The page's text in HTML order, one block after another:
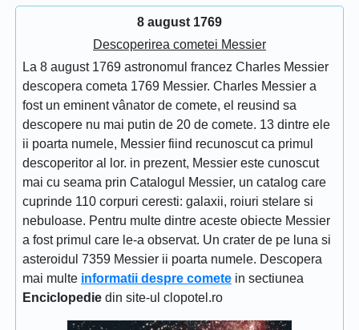
8 august 1769
Descoperirea cometei Messier
La 8 august 1769 astronomul francez Charles Messier
descopera cometa 1769 Messier. Charles Messier a
fost un eminent vânator de comete, el reusind sa
descopere nu mai putin de 20 de comete. 13 dintre ele
ii poarta numele, Messier fiind recunoscut ca primul
descoperitor al lor. in prezent, Messier este cunoscut
mai cu seama prin Catalogul Messier, un catalog care
cuprinde 110 corpuri ceresti: galaxii, roiuri stelare si
nebuloase. Pentru multe dintre aceste obiecte Messier
a fost primul care le-a observat. Un crater de pe luna si
asteroidul 7359 Messier ii poarta numele. Descopera
mai multe informatii despre comete in sectiunea
Enciclopedie din site-ul clopotel.ro